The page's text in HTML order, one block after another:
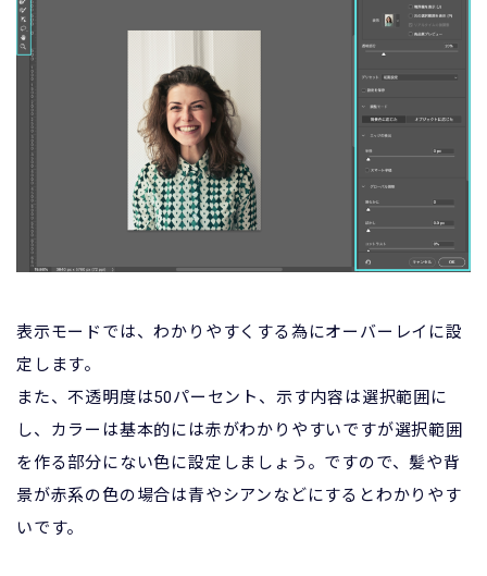
表示モードでは、わかりやすくする為にオーバーレイに設
定します。
また、不透明度は50パーセント、示す内容は選択範囲に
し、カラーは基本的には赤がわかりやすいですが選択範囲
を作る部分にない色に設定しましょう。ですので、髪や背
景が赤系の色の場合は青やシアンなどにするとわかりやす
いです。